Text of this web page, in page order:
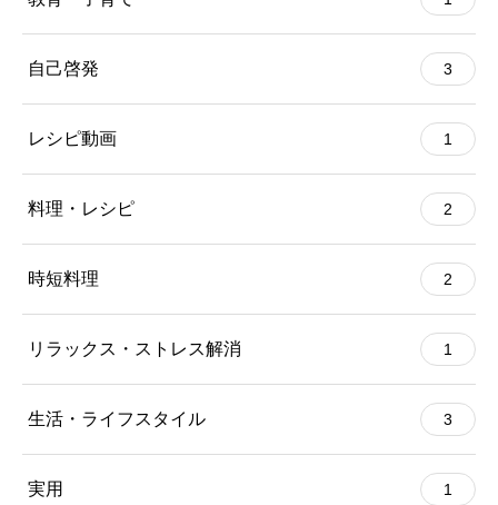
自己啓発 3
レシピ動画 1
料理・レシピ 2
時短料理 2
リラックス・ストレス解消 1
生活・ライフスタイル 3
実用 1